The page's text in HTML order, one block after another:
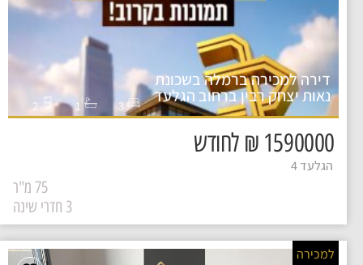
דירה למכירה ברמלה בשכונת
נאות יצחק רבין ברחוב הגלעד 3
1
2
1590000 ₪ לחודש
הגלעד 4
75 מ"ר
למכירה